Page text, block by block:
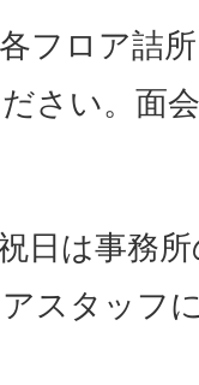
フロア詰
さい。面
日は事務
スタッフ